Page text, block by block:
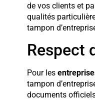
de vos clients et
qualités
tampon
Respect
Pour les
tampon
documents